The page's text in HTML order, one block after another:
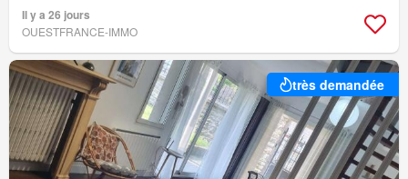
Il y a 26 jours
OUESTFRANCE-IMMO
très demandée